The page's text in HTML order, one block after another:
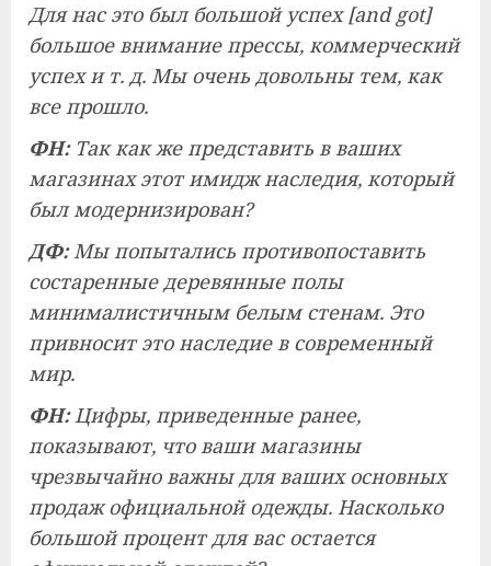
Для нас это был большой успех [and got]
большое внимание прессы, коммерческий
успех и т. д. Мы очень довольны тем, как
все прошло.
ФН:Так как же представить в ваших
магазинах этот имидж наследия, который
был модернизирован?
ДФ:Мы попытались противопоставить
состаренные деревянные полы
минималистичным белым стенам. Это
привносит это наследие в современный
мир.
ФН:Цифры, приведенные ранее,
показывают, что ваши магазины
чрезвычайно важны для ваших основных
продаж официальной одежды. Насколько
большой процент для вас остается